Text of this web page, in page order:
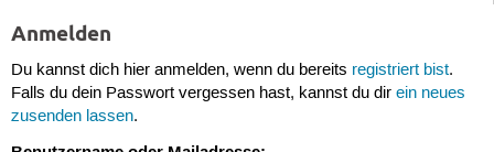
Anmelden
Du kannst dich hier anmelden, wenn du bereits registriert bist.
Falls du dein Passwort vergessen hast, kannst du dir ein neues
zusenden lassen.